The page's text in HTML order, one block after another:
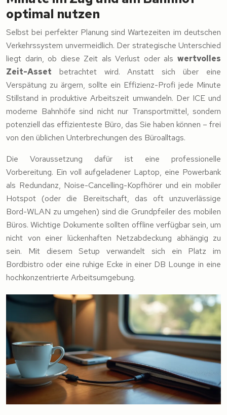
optimal nutzen
Selbst bei perfekter Planung sind Wartezeiten im deutschen
Verkehrssystem unvermeidlich. Der strategische Unterschied
liegt darin, ob diese Zeit als Verlust oder als wertvolles
Zeit-Asset betrachtet wird. Anstatt sich über eine
Verspätung zu ärgern, sollte ein Effizienz-Profi jede Minute
Stillstand in produktive Arbeitszeit umwandeln. Der ICE und
moderne Bahnhöfe sind nicht nur Transportmittel, sondern
potenziell das effizienteste Büro, das Sie haben können – frei
von den üblichen Unterbrechungen des Büroalltags.
Die Voraussetzung dafür ist eine professionelle
Vorbereitung. Ein voll aufgeladener Laptop, eine Powerbank
als Redundanz, Noise-Cancelling-Kopfhörer und ein mobiler
Hotspot (oder die Bereitschaft, das oft unzuverlässige
Bord-WLAN zu umgehen) sind die Grundpfeiler des mobilen
Büros. Wichtige Dokumente sollten offline verfügbar sein, um
nicht von einer lückenhaften Netzabdeckung abhängig zu
sein. Mit diesem Setup verwandelt sich ein Platz im
Bordbistro oder eine ruhige Ecke in einer DB Lounge in eine
hochkonzentrierte Arbeitsumgebung.